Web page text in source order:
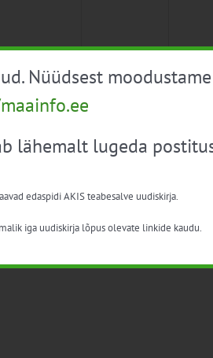
Nüüdsest
lähemalt lugeda
edaspidi AKIS teabesalve uudiskirja.
iga uudiskirja lõpus olevate linkide kaudu.